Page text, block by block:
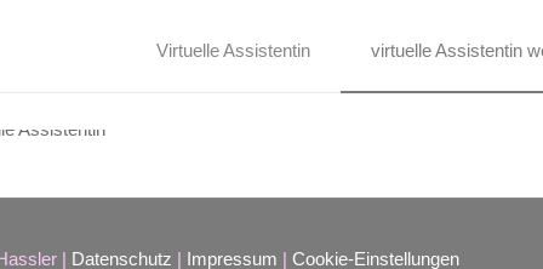
Virtuelle Assistentin virtuelle Assistentin
| Datenschutz | Impressum |Cookie-Einstellungen